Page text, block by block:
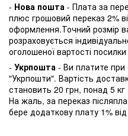
- Нова пошта - Плата за
плюс грошовий переказ 2%
оформлення.Точний розмір
розраховується
оголошеної вартості посилки
- Укрпошта - Ви платите при
"Укрпошти". Вартість
становить 20 грн, понад 5
На жаль, за переказ
бере додаткову плату 1%